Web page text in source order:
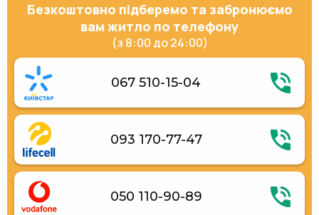
Безкоштовно підберемо та забронюємо
вам житло по телефону
(з 8:00 до 24:00)
067 510-15-04
093 170-77-47
050 110-90-89